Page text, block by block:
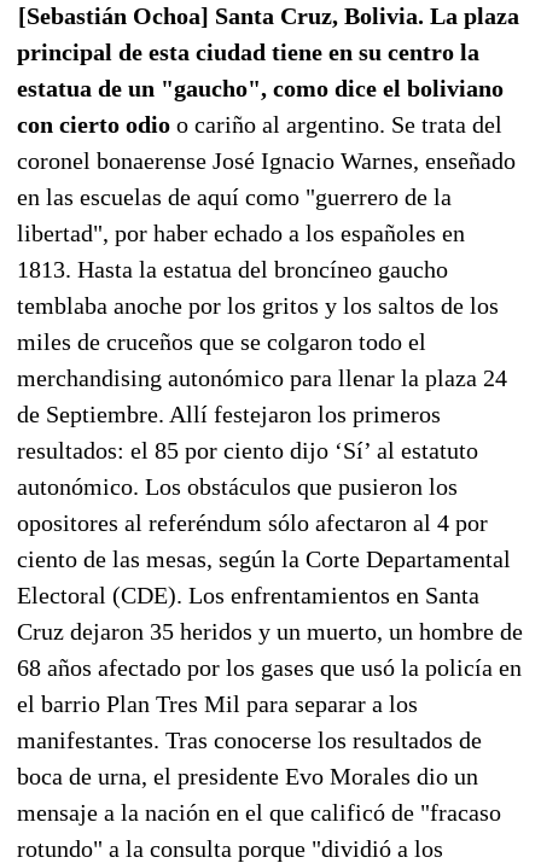
[Sebastián Ochoa] Santa Cruz, Bolivia. La plaza
principal de esta ciudad tiene en su centro la
estatua de un "gaucho", como dice el boliviano
con cierto odio o cariño al argentino. Se trata del
coronel bonaerense José Ignacio Warnes, enseñado
en las escuelas de aquí como "guerrero de la
libertad", por haber echado a los españoles en
1813. Hasta la estatua del broncíneo gaucho
temblaba anoche por los gritos y los saltos de los
miles de cruceños que se colgaron todo el
merchandising autonómico para llenar la plaza 24
de Septiembre. Allí festejaron los primeros
resultados: el 85 por ciento dijo ‘Sí’ al estatuto
autonómico. Los obstáculos que pusieron los
opositores al referéndum sólo afectaron al 4 por
ciento de las mesas, según la Corte Departamental
Electoral (CDE). Los enfrentamientos en Santa
Cruz dejaron 35 heridos y un muerto, un hombre de
68 años afectado por los gases que usó la policía en
el barrio Plan Tres Mil para separar a los
manifestantes. Tras conocerse los resultados de
boca de urna, el presidente Evo Morales dio un
mensaje a la nación en el que calificó de "fracaso
rotundo" a la consulta porque "dividió a los